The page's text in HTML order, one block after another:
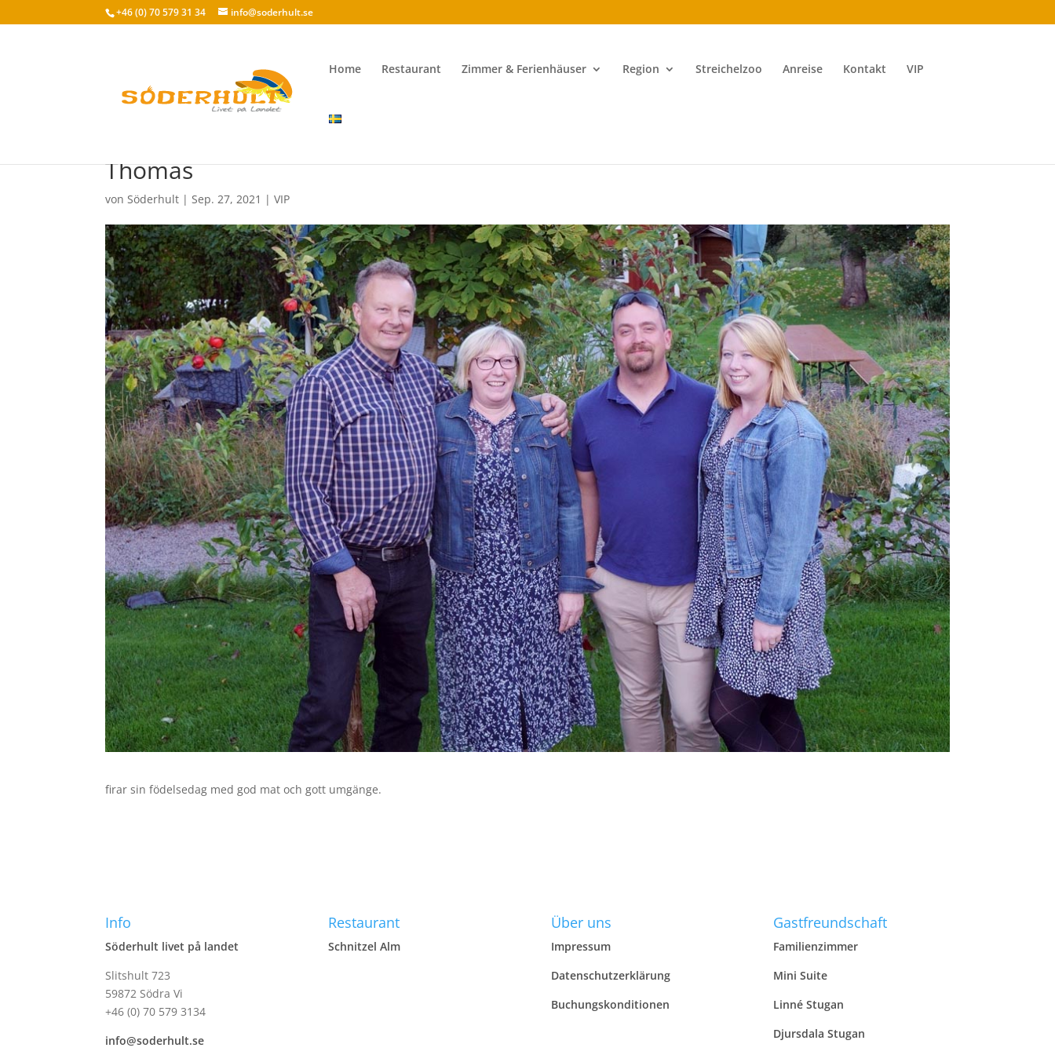
+46 (0) 70 579 31 34 info@soderhult.se
Home Restaurant Zimmer & Ferienhäuser Region Streichelzoo Anreise Kontakt VIP
Thomas
vonSöderhult |Sep. 27, 2021 |VIP
firar sin födelsedag med god mat och gott umgänge.
Info
Söderhult livet på landet
Slitshult 723
59872 Södra Vi
+46 (0) 70 579 3134
info@soderhult.se
Restaurant
Schnitzel Alm
Über uns
Impressum
Datenschutzerklärung
Buchungskonditionen
Gastfreundschaft
Familienzimmer
Mini Suite
Linné Stugan
Djursdala Stugan